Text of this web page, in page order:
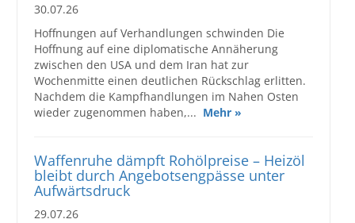
Marktinformationen
Wunschpreis Benachrichtigung
Produkte
30.07.26
Hoffnungen auf Verhandlungen schwinden Die
Hoffnung auf eine diplomatische Annäherung
zwischen den USA und dem Iran hat zur
Wochenmitte einen deutlichen Rückschlag erlitten.
Nachdem die Kampfhandlungen im Nahen Osten
wieder zugenommen haben,... Mehr »
Waffenruhe dämpft Rohölpreise – Heizöl
bleibt durch Angebotsengpässe unter
Aufwärtsdruck
29.07.26